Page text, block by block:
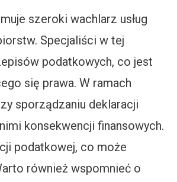
szeroki wachlarz usług
Specjaliści w tej
podatkowych, co jest
się prawa. W ramach
sporządzaniu deklaracji
konsekwencji finansowych.
podatkowej, co może
również wspomnieć o